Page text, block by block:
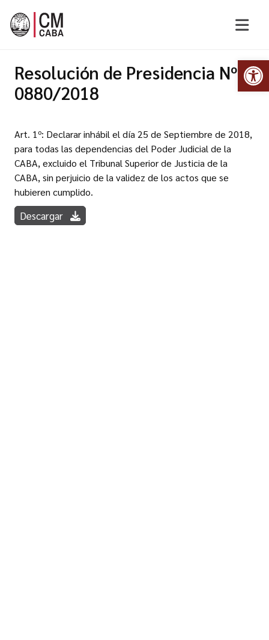
Resolución de Presidencia Nº
0880/2018
Art. 1º: Declarar inhábil el día 25 de Septiembre de 2018,
para todas las dependencias del Poder Judicial de la
CABA, excluido el Tribunal Superior de Justicia de la
CABA, sin perjuicio de la validez de los actos que se
hubieren cumplido.
Descargar